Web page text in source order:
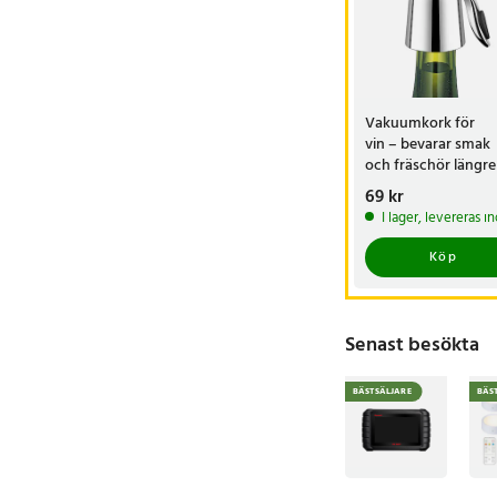
Artikelnummer:
Vakuumkork för
vin – bevarar smak
och fräschör längre
Pris:69 kr
69 kr
I lager, levereras
Köp
Senast besökta
BÄSTSÄLJARE